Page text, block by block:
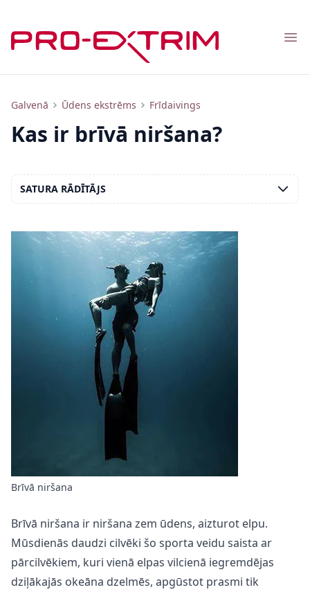
Galvenā Ūdens ekstrēms Frīdaivings
Kas ir brīvā niršana?
Kas ir brīvā niršana?
Brīvā niršana
Brīvā niršana ir niršana zem ūdens, aizturot elpu.
Mūsdienās daudzi cilvēki šo sporta veidu saista ar
pārcilvēkiem, kuri vienā elpas vilcienā iegremdējas
dziļākajās okeāna dzelmēs, apgūstot prasmi tik
SATURA RĀDĪTĀJS